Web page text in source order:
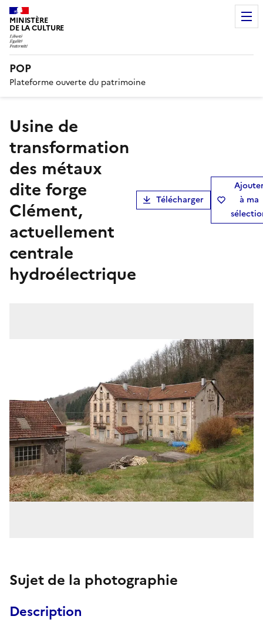
MINISTÈRE
DE LA CULTURE
POP
Plateforme ouverte du patrimoine
usine de
transformation
des métaux
dite forge
Clément,
actuellement
centrale
hydroélectrique
Télécharger
à ma
Sujet de la photographie
Description